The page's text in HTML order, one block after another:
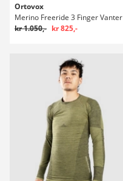
Ortovox
Merino Freeride 3 Finger Vanter
kr 1.050,- kr 825,-